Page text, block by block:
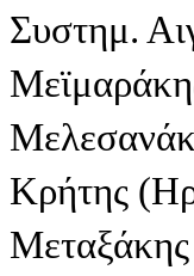
Συστημ.
Κρήτης